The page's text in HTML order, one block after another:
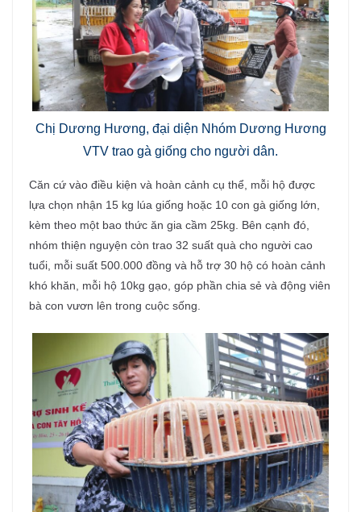
Chị Dương Hương, đại diện Nhóm Dương Hương
VTV trao gà giống cho người dân.
Căn cứ vào điều kiện và hoàn cảnh cụ thể, mỗi hộ được
lựa chọn nhận 15 kg lúa giống hoặc 10 con gà giống lớn,
kèm theo một bao thức ăn gia cầm 25kg. Bên cạnh đó,
nhóm thiện nguyện còn trao 32 suất quà cho người cao
tuổi, mỗi suất 500.000 đồng và hỗ trợ 30 hộ có hoàn cảnh
khó khăn, mỗi hộ 10kg gạo, góp phần chia sẻ và động viên
bà con vươn lên trong cuộc sống.